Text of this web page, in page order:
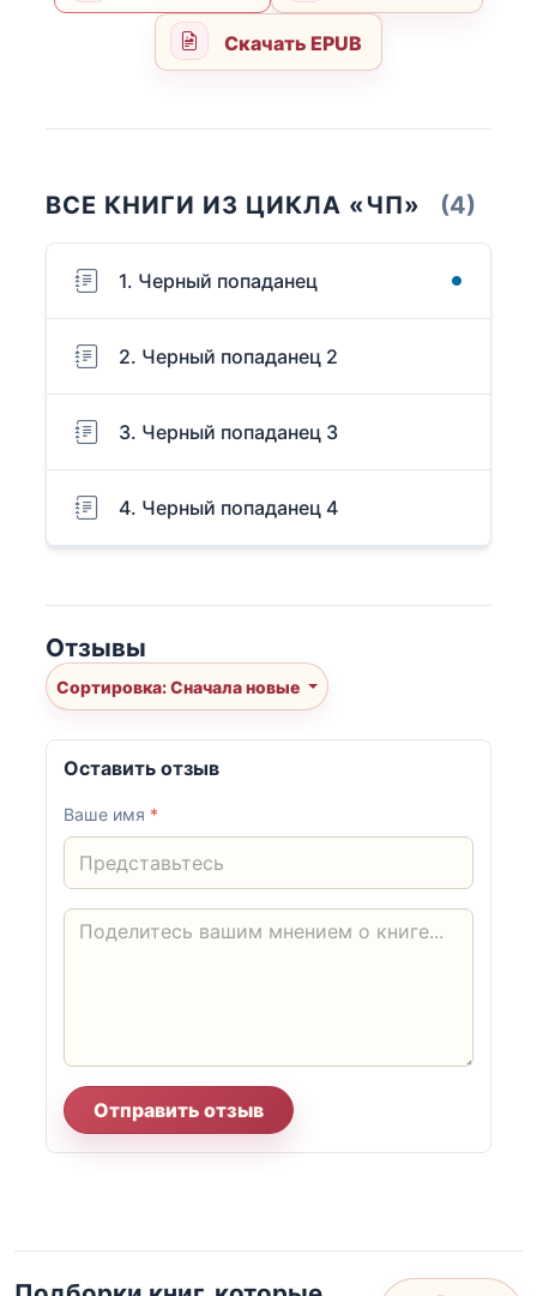
Скачать EPUB
ВСЕ КНИГИ ИЗ ЦИКЛА «ЧП» (4)
1. Черный попаданец
2. Черный попаданец 2
3. Черный попаданец 3
4. Черный попаданец 4
Отзывы
Сортировка: Сначала новые
Оставить отзыв
Ваше имя *
Отправить отзыв